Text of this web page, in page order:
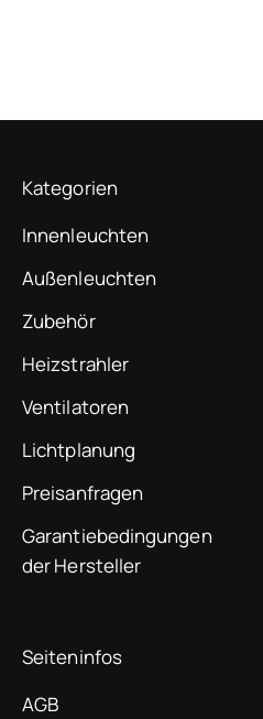
Kategorien
Innenleuchten
Außenleuchten
Zubehör
Heizstrahler
Ventilatoren
Lichtplanung
Preisanfragen
Garantiebedingungen
der Hersteller
Seiteninfos
AGB